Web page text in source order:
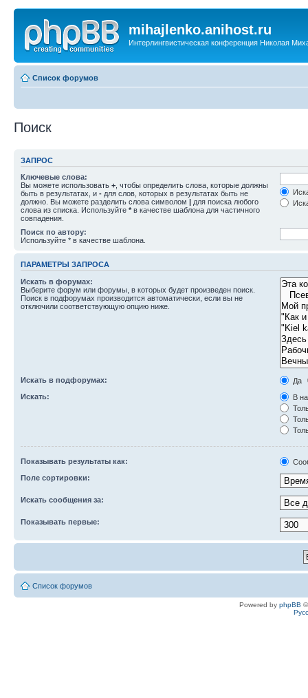
mihajlenko.anihost.ru
Интерлингвистическая конференция Николая
Список форумов
Поиск
ЗАПРОС
Ключевые слова:
Вы можете использовать + , чтобы определить слова, которые должны
быть в результатах, и - для слов, которых в результатах быть не
должно. Вы можете разделить слова символом | для поиска любого
слова из списка. Используйте * в качестве шаблона для частичного
совпадения.
Поиск по автору:
Используйте * в качестве шаблона.
ПАРАМЕТРЫ ЗАПРОСА
Искать в форумах:
Выберите форум или форумы, в которых будет произведен поиск.
Поиск в подфорумах производится автоматически, если вы не
отключили соответствующую опцию ниже.
Искать в подфорумах:
Да
Искать:
В
Показывать результаты как:
Поле сортировки:
Искать сообщения за:
Показывать первые:
Список форумов
Powered by phpBB